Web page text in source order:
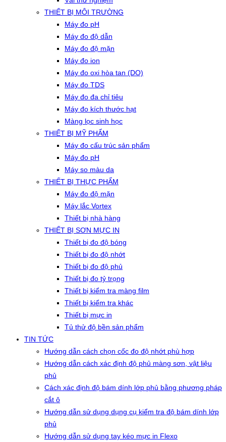
THIẾT BỊ MÔI TRƯỜNG
Máy đo pH
Máy đo độ dẫn
Máy đo độ mặn
Máy đo ion
Máy đo oxi hòa tan (DO)
Máy đo TDS
Máy đo đa chỉ tiêu
Máy đo kích thước hạt
Màng lọc sinh học
THIẾT BỊ MỸ PHẨM
Máy đo cấu trúc sản phẩm
Máy đo pH
Máy so màu da
THIẾT BỊ THỰC PHẨM
Máy đo độ mặn
Máy lắc Vortex
Thiết bị nhà hàng
THIẾT BỊ SƠN MỰC IN
Thiết bị đo độ bóng
Thiết bị đo độ nhớt
Thiết bị đo độ phủ
Thiết bị đo tỷ trọng
Thiết bị kiểm tra màng film
Thiết bị kiểm tra khác
Thiết bị mực in
Tủ thử độ bền sản phẩm
TIN TỨC
Hướng dẫn cách chọn cốc đo độ nhớt phù hợp
Hướng dẫn cách xác định độ phủ màng sơn, vật liệu
phủ
Cách xác định độ bám dính lớp phủ bằng phương pháp
cắt ô
Hướng dẫn sử dụng dụng cụ kiểm tra độ bám dính lớp
phủ
Hướng dẫn sử dụng tay kéo mực in Flexo